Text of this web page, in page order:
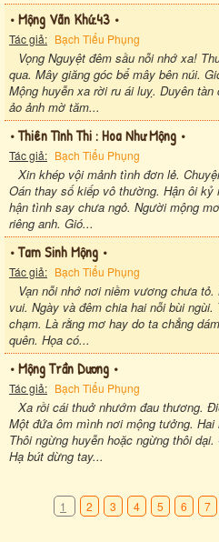
• Mộng Vãn Khứ.43 •
Tác giả: Bạch Tiểu Phụng
Vọng Nguyệt đêm sầu nỗi nhớ xa!
qua. Mây giăng góc bể mây bên núi.
Mộng huyễn xa rời ru ái luỵ. Duyên
ảo ảnh mờ tăm...
• Thiên Tình Thi : Hoa Như Mộng •
Tác giả: Bạch Tiểu Phụng
Xin khép vội mảnh tình đơn lẻ.
Oán thay số kiếp vô thường. Hận ôi
hận tình say chưa ngỏ. Người mộng
riêng anh. Gió...
• Tam Sinh Mộng •
Tác giả: Bạch Tiểu Phụng
Vạn nỗi nhớ nơi niềm vương chưa
vui. Ngày và đêm chia hai nỗi bùi
chạm. Là rằng mơ hay do ta chẳng
quên. Họa có...
• Mộng Trần Dương •
Tác giả: Bạch Tiểu Phụng
Xa rồi cái thuở nhướm đau thương.
Một đứa ôm mình nơi mộng tưởng.
Thôi ngừng huyễn hoặc ngừng thôi
Hạ bút dừng tay...
1 2 3 4 5 6 7